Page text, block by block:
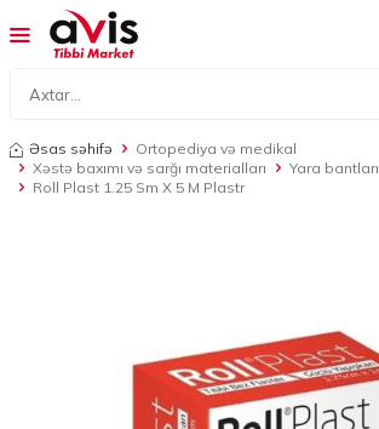
Əsas səhifə
Ortopediya və medikal
Xəstə baxımı və sarğı materialları
Yara bantları
Roll Plast 1.25 Sm X 5 M Plastr